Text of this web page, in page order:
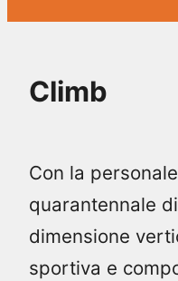
Climb
Con la
quarantennale
dimensione
sportiva e